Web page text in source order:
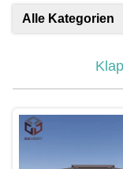
Alle Kategorien